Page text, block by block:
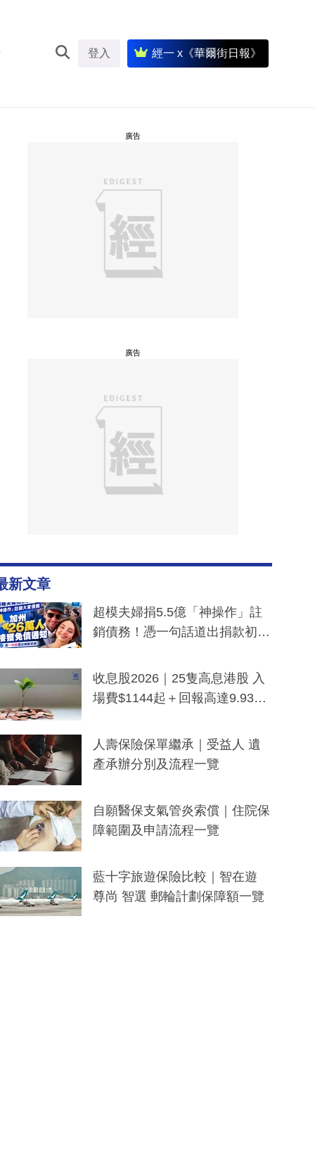
登入 經一 x《華爾街日報》
廣告
廣告
新文章
超模夫婦捐5.5億「神操作」註
銷債務！憑一句話道出捐款初
一度被誤當詐騙手段
收息股2026｜25隻高息港股 入
場費$1144起＋回報高達9.93
人壽保險保單繼承｜受益人 遺
產承辦分別及流程一覽
自願醫保支氣管炎索償｜住院保
障範圍及申請流程一覽
藍十字旅遊保險比較｜智在遊
尊尚 智選 郵輪計劃保障額一覽